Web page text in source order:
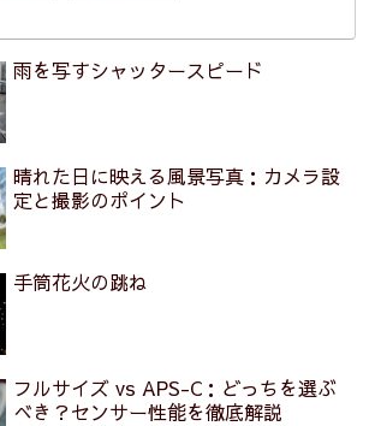
雨を写すシャッタースピード
晴れた日に映える風景写真：カメラ設
定と撮影のポイント
手筒花火の跳ね
フルサイズ vs APS-C：どっちを選ぶ
べき？センサー性能を徹底解説